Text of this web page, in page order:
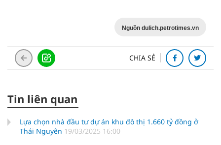
Nguồn dulich.petrotimes.vn
CHIA SẺ
Tin liên quan
Lựa chọn nhà đầu tư dự án khu đô thị 1.660 tỷ đồng ở
Thái Nguyên 19/03/2025 16:00